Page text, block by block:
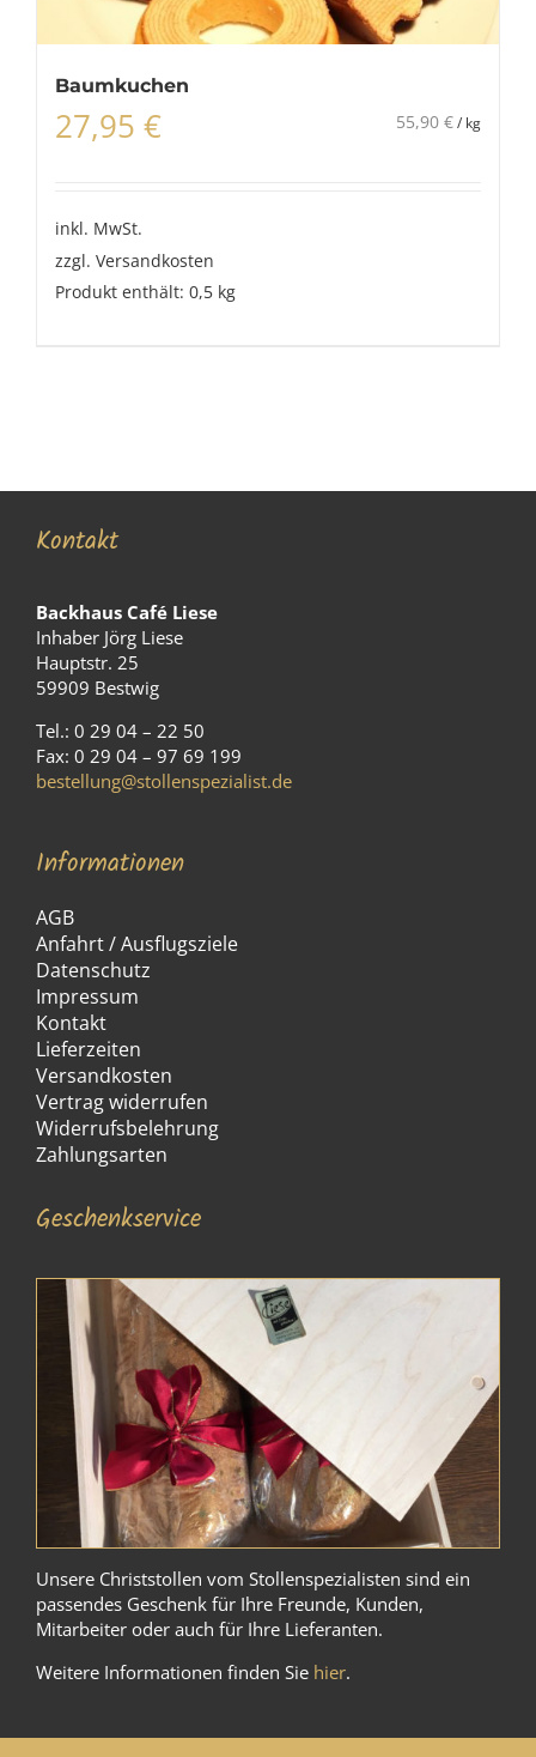
Baumkuchen
27,95 € 55,90 €/ kg
inkl. MwSt.
zzgl. Versandkosten
Produkt enthält: 0,5 kg
Kontakt
Backhaus Café Liese
Inhaber Jörg Liese
Hauptstr. 25
59909 Bestwig
Tel.: 0 29 04 – 22 50
Fax: 0 29 04 – 97 69 199
bestellung@stollenspezialist.de
Informationen
AGB
Anfahrt / Ausflugsziele
Datenschutz
Impressum
Kontakt
Lieferzeiten
Versandkosten
Vertrag widerrufen
Widerrufsbelehrung
Zahlungsarten
Geschenkservice
Unsere Christstollen vom Stollenspezialisten sind ein
passendes Geschenk für Ihre Freunde, Kunden,
Mitarbeiter oder auch für Ihre Lieferanten.
Weitere Informationen finden Sie hier.